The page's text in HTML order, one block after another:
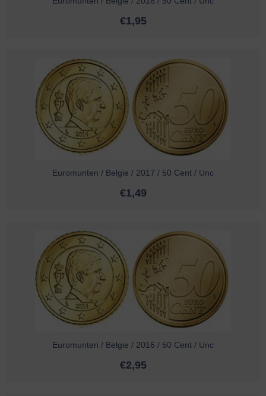
€1,95
Euromunten / Belgie / 2017 / 50 Cent / Unc
€1,49
Euromunten / Belgie / 2016 / 50 Cent / Unc
€2,95